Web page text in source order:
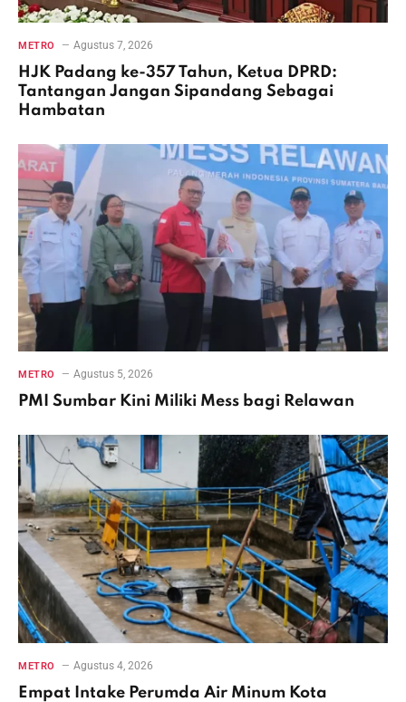
METRO Agustus 7, 2026
HJK Padang ke-357 Tahun, Ketua DPRD:
Tantangan Jangan Sipandang Sebagai
Hambatan
METRO Agustus 5, 2026
PMI Sumbar Kini Miliki Mess bagi Relawan
METRO Agustus 4, 2026
Empat Intake Perumda Air Minum Kota